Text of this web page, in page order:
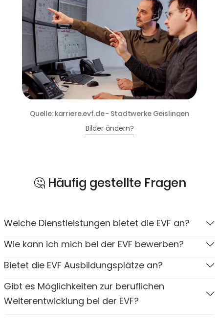
Quelle: karriere.evf.de - Stadtwerke Geislingen
Bilder ändern?
🤔 Häufig gestellte Fragen
Welche Dienstleistungen bietet die EVF an?
Wie kann ich mich bei der EVF bewerben?
Bietet die EVF Ausbildungsplätze an?
Gibt es Möglichkeiten zur beruflichen
Weiterentwicklung bei der EVF?